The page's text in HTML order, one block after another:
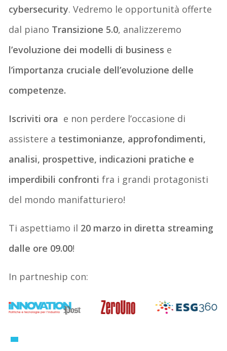
cybersecurity. Vedremo le opportunità offerte
dal piano Transizione 5.0, analizzeremo
l’evoluzione dei modelli di business e
l’importanza cruciale dell’evoluzione delle
competenze.
Iscriviti ora e non perdere l’occasione di
assistere a testimonianze, approfondimenti,
analisi, prospettive, indicazioni pratiche e
imperdibili confronti fra i grandi protagonisti
del mondo manifatturiero!
Ti aspettiamo il 20 marzo in diretta streaming
dalle ore 09.00!
In partneship con: